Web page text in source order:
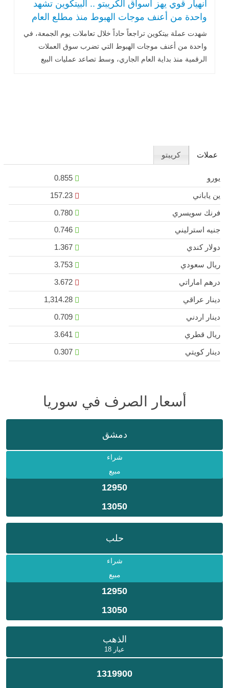
انهيار قوي يهز أسواق الكريبتو .. البيتكوين تشهد
واحدة من أعنف موجات الهبوط منذ مطلع العام
الجاري
شهدت عملة بيتكوين تراجعاً حاداً خلال تعاملات يوم الجمعة، في
واحدة من أعنف موجات الهبوط التي تضرب سوق العملات
الرقمية منذ بداية العام الجاري، وسط تصاعد عمليات البيع
عملات كريبتو
يورو
0.855
ين ياباني
157.23
فرنك سويسري
0.780
جنيه استرليني
0.746
دولار كندي
1.367
ريال سعودي
3.753
درهم اماراتي
3.672
دينار عراقي
1,314.28
دينار اردني
0.709
ريال قطري
دينار كويتي
0.307
أسعار الصرف في سوريا
دمشق
شراء
مبيع
12950
13050
حلب
شراء
مبيع
12950
13050
الذهب
عيار 18
1319900